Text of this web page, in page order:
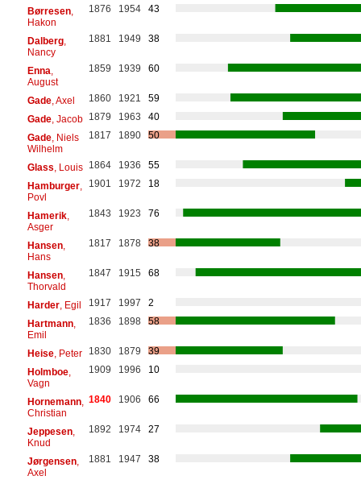
Børresen,
Hakon
1876 1954 43
Dalberg,
Nancy
1881 1949 38
Enna
August
1859 1939 60
Gade, Axel 1860 1921
59
Gade, Jacob 1879 1963
40
Gade, Niels
Wilhelm
1817 1890 50
Glass , Louis 1864 1936
55
Hamburger,
Povl
1901 1972 18
Hamerik,
Asger
1843 1923 76
Hansen,
Hans
1817 1878 38
Hansen,
Thorvald
1847 1915 68
Harder, Egil 1917 1997
2
Hartmann,
Emil
1836 1898 58
Heise, Peter 1830 1879
39
Holmboe,
Vagn
1909 1996 10
Hornemann,
Christian
1840 1906 66
Jeppesen,
Knud
1892 1974 27
Jørgensen,
Axel
1881 1947 38